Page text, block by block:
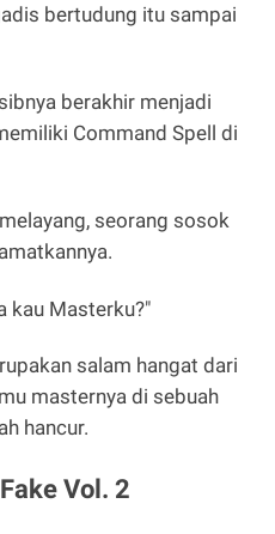
bertudung itu sampai
berakhir menjadi
Command Spell di
seorang sosok
kau Masterku?"
salam hangat dari
masternya di sebuah
hancur.
Vol. 2